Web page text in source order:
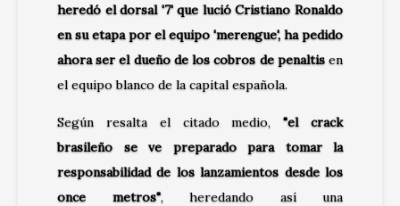
heredó el dorsal '7' que lució Cristiano Ronaldo
en su etapa por el equipo 'merengue', ha pedido
ahora ser el dueño de los cobros de penaltisen
el equipo blanco de la capital española.
Según resalta el citado medio,"el crack
brasileño se ve preparado para tomar la
responsabilidad de los lanzamientos desde los
once metros", heredando así una